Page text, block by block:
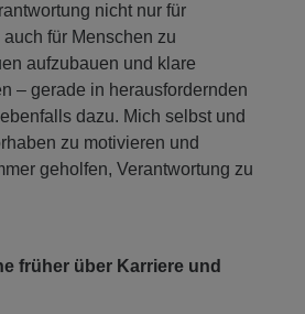
nicht nur für
für Menschen zu
aufzubauen und klare
– gerade in herausfordernden
dazu. Mich selbst und
zu motivieren und
geholfen, Verantwortung zu
früher über Karriere und